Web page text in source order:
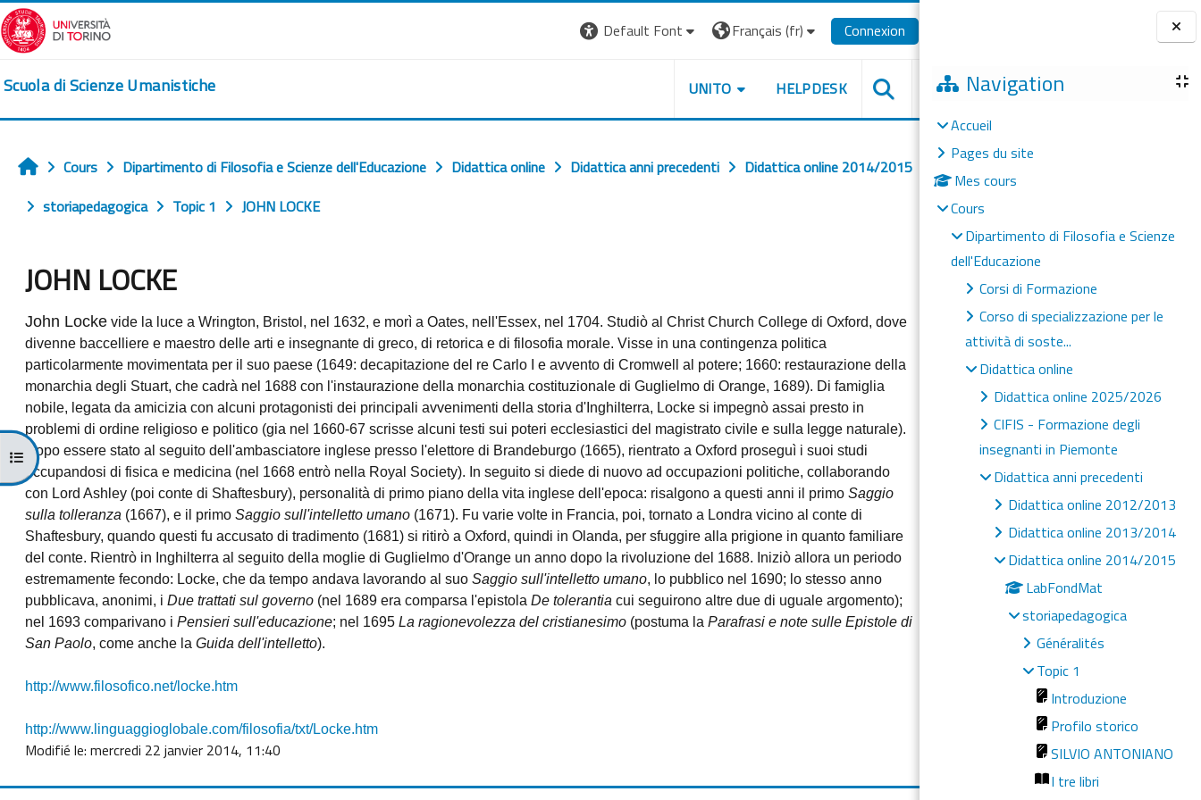
Passer au contenu principal
BlocsNavigation
Accueil
Pages du site
Mes cours
Cours
Dipartimento di Filosofia e Scienze
dell'Educazione
Corsi di Formazione
Corso di specializzazione per le
attività di soste...
Didattica online
Didattica online 2025/2026
CIFIS - Formazione degli
insegnanti in Piemonte
Didattica anni precedenti
Didattica online 2012/2013
Didattica online 2013/2014
Didattica online 2014/2015
LabFondMat
storiapedagogica
Généralités
Topic 1
Introduzione
Profilo storico
SILVIO ANTONIANO
I tre libri
Default Font Français ‎(fr)‎ Connexion
Scuola di Scienze Umanistiche UNITO HELPDESK
Ouvrir l’index du cours
Accueil
Cours Dipartimento di Filosofia e Scienze dell'Educazione Didattica online Didattica anni precedenti
Didattica online 2014/2015
storiapedagogica
Topic 1 JOHN LOCKE
JOHN LOCKE
Conditions d’achèvement
John Locke vide la luce a Wrington, Bristol, nel 1632, e morì a Oates, nell'Essex, nel 1704. Studiò al Christ Church College di Oxford, dove
divenne baccelliere e maestro delle arti e insegnante di greco, di retorica e di filosofia morale. Visse in una contingenza politica
particolarmente movimentata per il suo paese (1649: decapitazione del re Carlo I e avvento di Cromwell al potere; 1660: restaurazione della
monarchia degli Stuart, che cadrà nel 1688 con l'instaurazione della monarchia costituzionale di Guglielmo di Orange, 1689). Di famiglia
nobile, legata da amicizia con alcuni protagonisti dei principali avvenimenti della storia d'Inghilterra, Locke si impegnò assai presto in
problemi di ordine religioso e politico (gia nel 1660-67 scrisse alcuni testi sui poteri ecclesiastici del magistrato civile e sulla legge naturale).
Dopo essere stato al seguito dell'ambasciatore inglese presso l'elettore di Brandeburgo (1665), rientrato a Oxford proseguì i suoi studi
occupandosi di fisica e medicina (nel 1668 entrò nella Royal Society). In seguito si diede di nuovo ad occupazioni politiche, collaborando
con Lord Ashley (poi conte di Shaftesbury), personalità di primo piano della vita inglese dell'epoca: risalgono a questi anni il primo Saggio
sulla tolleranza (1667), e il primo Saggio sull'intelletto umano (1671). Fu varie volte in Francia, poi, tornato a Londra vicino al conte di
Shaftesbury, quando questi fu accusato di tradimento (1681) si ritirò a Oxford, quindi in Olanda, per sfuggire alla prigione in quanto familiare
del conte. Rientrò in Inghilterra al seguito della moglie di Guglielmo d'Orange un anno dopo la rivoluzione del 1688. Iniziò allora un periodo
estremamente fecondo: Locke, che da tempo andava lavorando al suo Saggio sull'intelletto umano, lo pubblico nel 1690; lo stesso anno
pubblicava, anonimi, i Due trattati sul governo (nel 1689 era comparsa l'epistola De tolerantia cui seguirono altre due di uguale argomento);
nel 1693 comparivano i Pensieri sull'educazione; nel 1695 La ragionevolezza del cristianesimo (postuma la Parafrasi e note sulle Epistole di
San Paolo, come anche la Guida dell'intelletto).
http://www.filosofico.net/locke.htm
http://www.linguaggioglobale.com/filosofia/txt/Locke.htm
Modifié le: mercredi 22 janvier 2014, 11:40